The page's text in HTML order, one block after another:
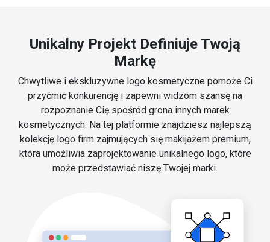
Unikalny Projekt Definiuje Twoją
Markę
Chwytliwe i ekskluzywne logo kosmetyczne pomoże Ci
przyćmić konkurencję i zapewni widzom szansę na
rozpoznanie Cię spośród grona innych marek
kosmetycznych. Na tej platformie znajdziesz najlepszą
kolekcję logo firm zajmujących się makijażem premium,
która umożliwia zaprojektowanie unikalnego logo, które
może przedstawiać niszę Twojej marki.